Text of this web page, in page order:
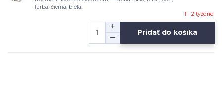
farba: čierna, biela.
1 - 2 týždne
Pridať do košíka